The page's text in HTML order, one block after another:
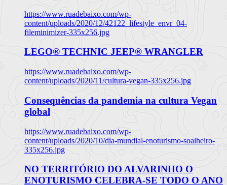
https://www.ruadebaixo.com/wp-
content/uploads/2020/12/42122_lifestyle_envr_04-
fileminimizer-335x256.jpg
LEGO® TECHNIC JEEP® WRANGLER
https://www.ruadebaixo.com/wp-
content/uploads/2020/11/cultura-vegan-335x256.jpg
Consequências da pandemia na cultura Vegan
global
https://www.ruadebaixo.com/wp-
content/uploads/2020/10/dia-mundial-enoturismo-soalheiro-
335x256.jpg
NO TERRITÓRIO DO ALVARINHO O
ENOTURISMO CELEBRA-SE TODO O ANO